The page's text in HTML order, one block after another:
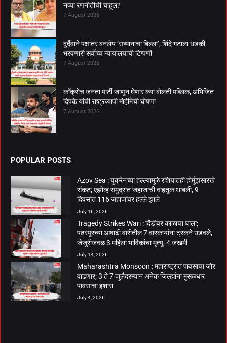
नव्या रणनीतीची चाहूल?
7 August 2026
दुर्दैवाने पक्षांतर बनलेय ‘सन्मानाचा बिल्ला’, शिंदे गटाला धडकी
भरवणारी सर्वाेच्च न्यायालयाची टिप्पणी
7 August 2026
काॅक्राेच जनता पार्टी जाणून घेणार क्या बाेलती पब्लिक, अभिजित
दिपके यांची राष्ट्रव्यापी माेहीमेची घाेषणा
7 August 2026
POPULAR POSTS
Azov Sea : युक्रेनच्या हल्ल्यामुळे रशियातही होर्मुझसारखे
संकट; एझोव्ह समुद्रात जहाजांची वाहतूक थांबली, 9
दिवसांत 116 जहाजांवर हल्ले झाले
July 16, 2026
Tragedy Strikes Wari : दिंडीवर काळाचा घाला;
पंढरपूरच्या आषाढी वारीतील 7 वारकऱ्यांना ट्रकने उडवले,
जेजुरीजवळ 3 महिला भाविकांचा मृत्यू, 4 जखमी
July 14, 2026
Maharashtra Monsoon : महाराष्ट्रात पावसाचा जोर
वाढणार; 3 ते 7 जुलैदरम्यान अनेक जिल्ह्यांना मुसळधार
पावसाचा इशारा
July 4, 2026